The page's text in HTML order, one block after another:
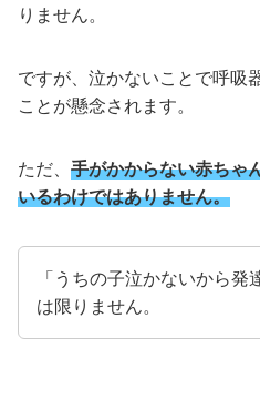
りません。
ですが、泣かないことで呼吸
ことが懸念されます。
ただ、 手がかからない赤ちゃ
いるわけではありません。
「うちの子泣かないから発
は限りません。